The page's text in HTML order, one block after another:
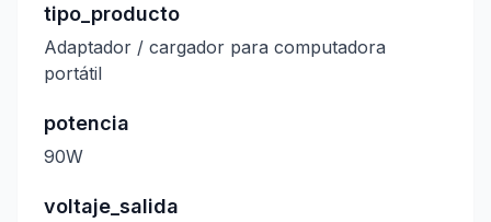
tipo_producto
Adaptador / cargador para computadora
portátil
potencia
90W
voltaje_salida